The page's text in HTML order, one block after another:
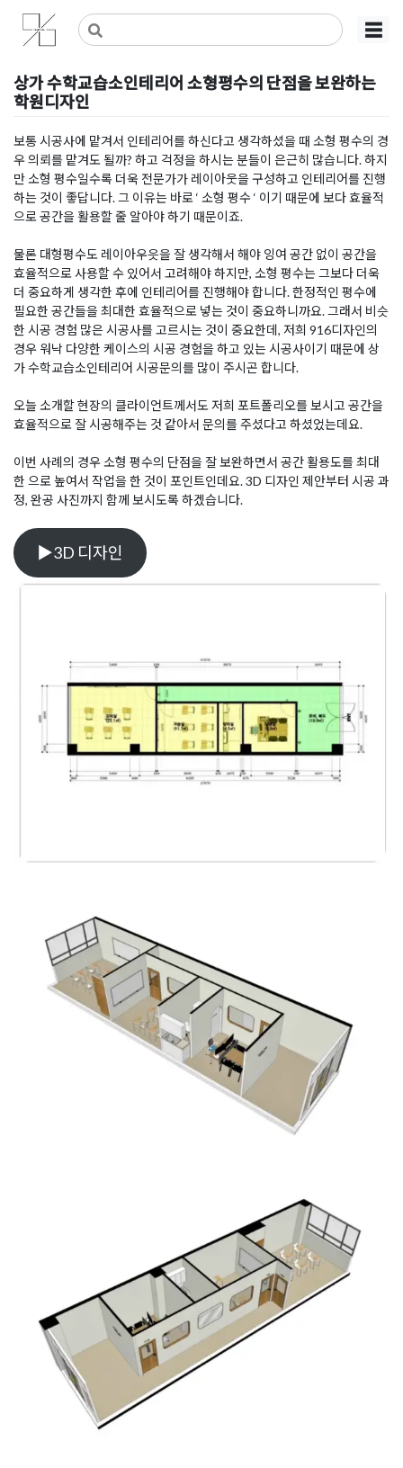
Skip
content
사무실인테리어 디자인 공사 비용견적 플랫폼
사무실인테리어 916
☰
상가 수학교습소인테리어 소형평수의 단점을 보완하는
학원디자인
Posted on2023년 1월 29일by DOPAMIN
보통 시공사에 맡겨서 인테리어를 하신다고 생각하셨을 때 소형 평수의 경
우 의뢰를 맡겨도 될까? 하고 걱정을 하시는 분들이 은근히 많습니다. 하지
만 소형 평수일수록 더욱 전문가가 레이아웃을 구성하고 인테리어를 진행
하는 것이 좋답니다. 그 이유는 바로 ‘ 소형 평수 ‘ 이기 때문에 보다 효율적
으로 공간을 활용할 줄 알아야 하기 때문이죠.
물론 대형평수도 레이아우읏을 잘 생각해서 해야 잉여 공간 없이 공간을
효율적으로 사용할 수 있어서 고려해야 하지만, 소형 평수는 그보다 더욱
더 중요하게 생각한 후에 인테리어를 진행해야 합니다. 한정적인 평수에
필요한 공간들을 최대한 효율적으로 넣는 것이 중요하니까요. 그래서 비슷
한 시공 경험 많은 시공사를 고르시는 것이 중요한데, 저희 916디자인의
경우 워낙 다양한 케이스의 시공 경험을 하고 있는 시공사이기 때문에 상
가 수학교습소인테리어 시공문의를 많이 주시곤 합니다.
오늘 소개할 현장의 클라이언트께서도 저희 포트폴리오를 보시고 공간을
효율적으로 잘 시공해주는 것 같아서 문의를 주셨다고 하셨었는데요.
이번 사례의 경우 소형 평수의 단점을 잘 보완하면서 공간 활용도를 최대
한 으로 높여서 작업을 한 것이 포인트인데요. 3D 디자인 제안부터 시공 과
정, 완공 사진까지 함께 보시도록 하겠습니다.
▶3D 디자인